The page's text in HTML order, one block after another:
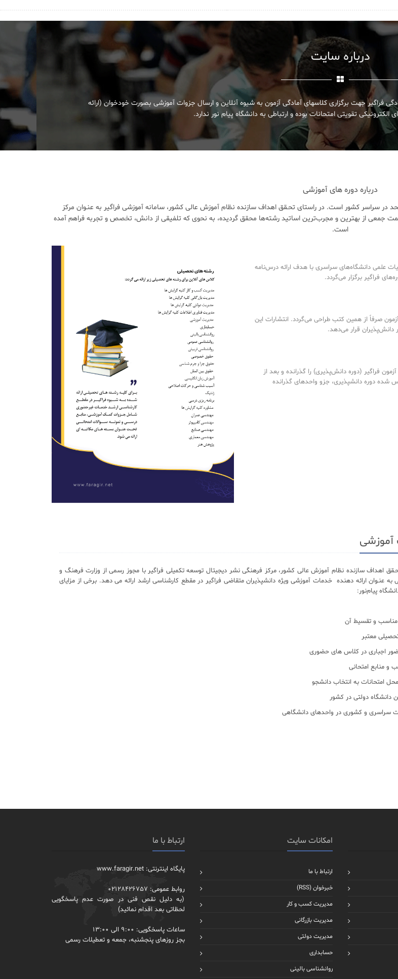
درباره سایت
فراگیر جهت برگزاری کلاسهای آمادگی آزمون به شیوه آنلاین و ارسال جزوات آموزشی بصورت خودخوان (ارائه
تقویتی امتحانات بوده و ارتباطی به دانشگاه پیام نور ندارد.
درباره دوره های آموزشی
سراسر کشور است. در راستای تحـقق اهداف سازنده نظام آموزش عالی کشور، سامانه آموزشی فراگیر به عنـوان مرکز
از بهترین و مجرب‌ترین اساتید رشته‌ها محقق گردیده، به نحوی که تلفیقی از دانش، تخصص و تجربه فراهم آمده
است.
علمی دانشگاه‌های سراسری با هدف ارائه درس‌نامه‌
فراگیر برگزار می‌گردد.
صرفاً از همین کتب طراحی می‌گردد. انتشارات این
دانش‌پذیران قرار می‌دهد.
فراگیر (دوره دانش‌پذیری) را گذرانده و بعد از
دوره دانشپذیری، جزو واحدهای گذرانده
اهداف سازنده نظام آموزش عالی کشور، مرکز فرهنگی نشر دیجیتال توسعه تکمیلی فراگیر با مجوز رسمی از وزارت فرهنگ و
به عنـوان ارائه دهنده خدمات آموزشی ویژه دانشپذیران متقاضی فراگیر در مقطع کارشناسی ارشد ارائه می دهد. برخی از مزایای
پیام‌نور:
و تقسیط آن
معتبر
اجباری در کلاس های حضوری
و منابع امتحانی
امتحانات به انتخاب دانشجو
دانشگاه دولتی در کشور
سراسری و کشوری در واحدهای دانشگاهی
امکانات سایت
ارتباط با ما
خبرخوان (RSS)
مدیریت کسب و کار
مدیریت بازرگانی
مدیریت دولتی
حسابداری
روانشناسی بالینی
ارتباط با ما
پایگاه اینترنتی: www.faragir.net
روابط عمومی: 02128426757
(به دلیل نقص فنی در صورت عدم پاسخگویی
لحظاتی بعد اقدام نمائید)
ساعات پاسخگویی: 9:00 الی 13:00
بجز روزهای پنجشنبه، جمعه و تعطیلات رسمی